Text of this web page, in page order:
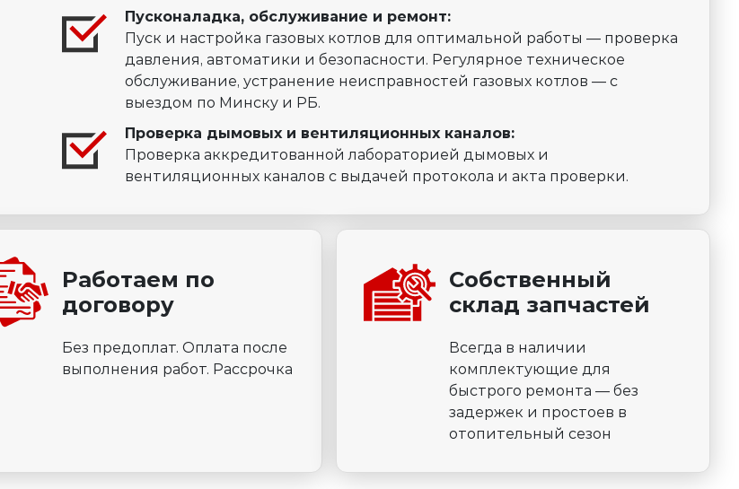
Пусконаладка, обслуживание и ремонт:
Пуск и настройка газовых котлов для оптимальной работы — проверка
давления, автоматики и безопасности. Регулярное техническое
обслуживание, устранение неисправностей газовых котлов — с
выездом по Минску и РБ.
Проверка дымовых и вентиляционных каналов:
Проверка аккредитованной лабораторией дымовых и
вентиляционных каналов с выдачей протокола и акта проверки.
Работаем по
договору
Без предоплат. Оплата после
выполнения работ. Рассрочка
Собственный
склад запчастей
Всегда в наличии
комплектующие для
быстрого ремонта — без
задержек и простоев в
отопительный сезон